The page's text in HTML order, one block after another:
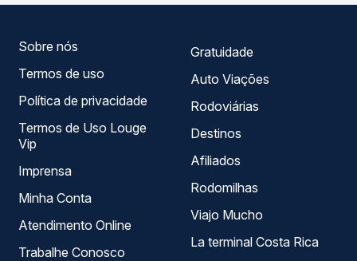
Sobre nós
Termos de uso
Política de privacidade
Termos de Uso Louge
Vip
Imprensa
Minha Conta
Atendimento Online
Trabalhe Conosco
Gratuidade
Auto Viações
Rodoviárias
Destinos
Afiliados
Rodomilhas
Viajo Mucho
La terminal Costa Rica